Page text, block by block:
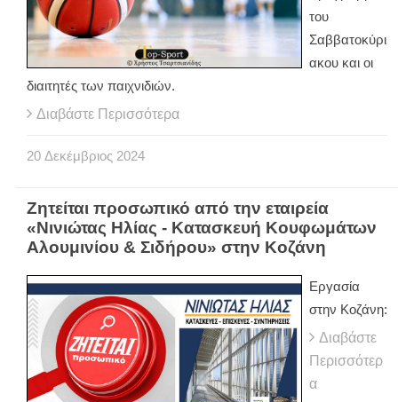
του
Σαββατοκύρι
ακου και οι
διαιτητές των παιχνιδιών.
Διαβάστε Περισσότερα
20 Δεκέμβριος 2024
Ζητείται προσωπικό από την εταιρεία
«Νινιώτας Ηλίας - Κατασκευή Κουφωμάτων
Αλουμινίου & Σιδήρου» στην Κοζάνη
Εργασία
στην Κοζάνη:
Διαβάστε
Περισσότερ
α